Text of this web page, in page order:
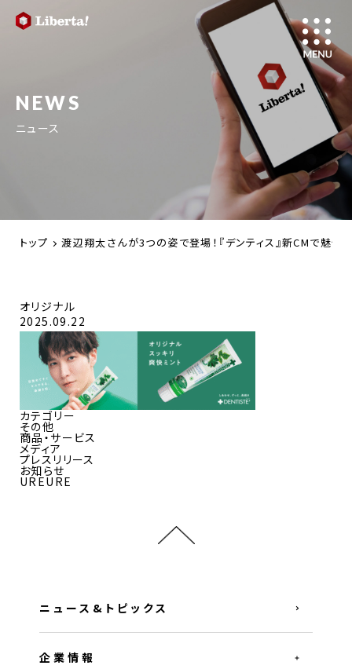
NEWS
ニュース
トップ 渡辺翔太さんが3つの姿で登場！『デンティス』新CMで魅
オリジナル
2025.09.22
カテゴリー
その他
商品・サービス
メディア
プレスリリース
お知らせ
UREURE
ニュース&トピックス
企業情報